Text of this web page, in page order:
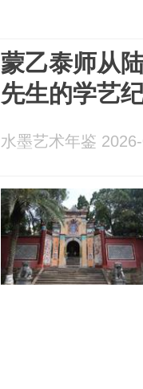
蒙乙泰师从
先生的学艺
水墨艺术年鉴